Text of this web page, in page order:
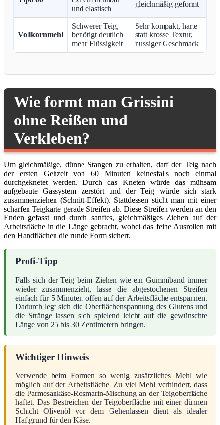
und elastisch
gleichmäßig geformt
Vollkornmehl
Schwerer Teig,
benötigt deutlich
mehr Flüssigkeit
Sehr kompakt, harte
statt krosse Textur,
nussiger Geschmack
Wie formt man Grissini
ohne Reißen und
Verkleben?
Um gleichmäßige, dünne Stangen zu erhalten, darf der Teig nach
der ersten Gehzeit von 60 Minuten keinesfalls noch einmal
durchgeknetet werden. Durch das Kneten würde das mühsam
aufgebaute Gassystem zerstört und der Teig würde sich stark
zusammenziehen (Schnitt-Effekt). Stattdessen sticht man mit einer
scharfen Teigkarte gerade Streifen ab. Diese Streifen werden an den
Enden gefasst und durch sanftes, gleichmäßiges Ziehen auf der
Arbeitsfläche in die Länge gebracht, wobei das feine Ausrollen mit
den Handflächen die runde Form sichert.
Profi-Tipp
Falls sich der Teig beim Ziehen wie ein Gummiband immer
wieder zusammenzieht, lasse die abgestochenen Streifen
einfach für 5 Minuten offen auf der Arbeitsfläche entspannen.
Dadurch legt sich die Oberflächenspannung des Glutens und
die Stränge lassen sich spielend leicht auf die gewünschte
Länge von 25 bis 30 Zentimetern bringen.
Wichtiger Hinweis
Verwende beim Formen so wenig zusätzliches Mehl wie
möglich auf der Arbeitsfläche. Zu viel Mehl verhindert, dass
die Parmesankäse-Rosmarin-Mischung an der Teigoberfläche
haftet. Das Bestreichen der Teigoberfläche mit einer dünnen
Schicht Olivenöl vor dem Gehenlassen dient als idealer
Haftgrund für den Käse.